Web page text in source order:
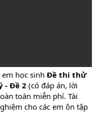
học sinh Đề thi thử
- Đề 2 (có đáp án, lời
toàn miễn phí. Tài
cho các em ôn tập